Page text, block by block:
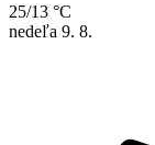
25/13 °C
nedeľa 9. 8.